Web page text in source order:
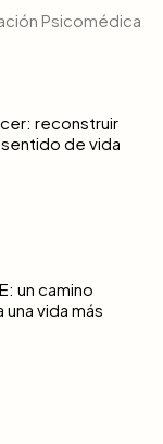
Psicomédica
reconstruir
de vida
un camino
vida más